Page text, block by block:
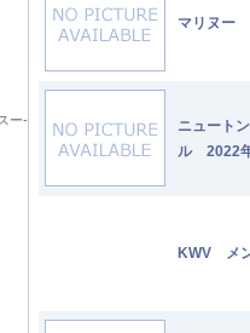
ー-
マリヌー
ニュート
ル 2022
KWV メ